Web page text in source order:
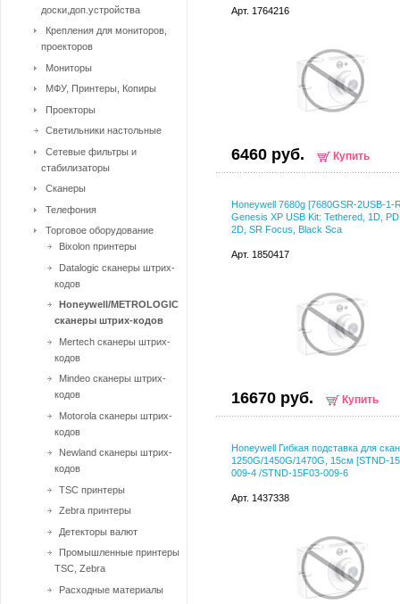
Арт. 1764216
6460 руб. Купить
Honeywell 7680g [7680GSR-2USB-1-
Genesis XP USB Kit: Tethered, 1D,
2D, SR Focus, Black Sca
Арт. 1850417
16670 руб. Купить
Honeywell Гибкая подставка для
1250G/1450G/1470G, 15см [STND-
009-4 /STND-15F03-009-6
Арт. 1437338
доски,доп.устройства
Крепления для мониторов,
проекторов
Мониторы
МФУ, Принтеры, Копиры
Проекторы
Светильники настольные
Сетевые фильтры и
стабилизаторы
Сканеры
Телефония
Торговое оборудование
Bixolon принтеры
Datalogic сканеры штрих-
кодов
Honeywell/METROLOGIC
сканеры штрих-кодов
Mertech сканеры штрих-
кодов
Mindeo сканеры штрих-
кодов
Motorola сканеры штрих-
кодов
Newland сканеры штрих-
кодов
TSC принтеры
Zebra принтеры
Детекторы валют
Промышленные принтеры
TSC, Zebra
Расходные материалы